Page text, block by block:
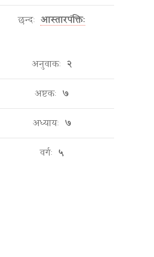
छन्दः आस्तारपंक्तिः
अनुवाकः २
अष्टकः ७
अध्यायः ७
वर्गः ५